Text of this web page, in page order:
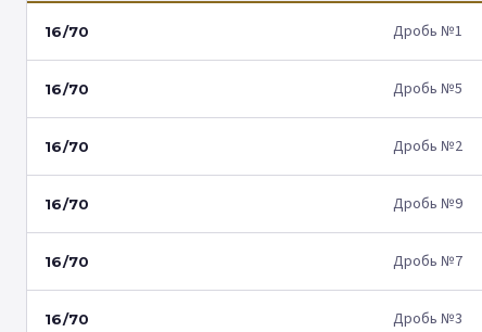
16/70 Дробь №1
16/70 Дробь №5
16/70 Дробь №2
16/70 Дробь №9
16/70 Дробь №7
16/70 Дробь №3